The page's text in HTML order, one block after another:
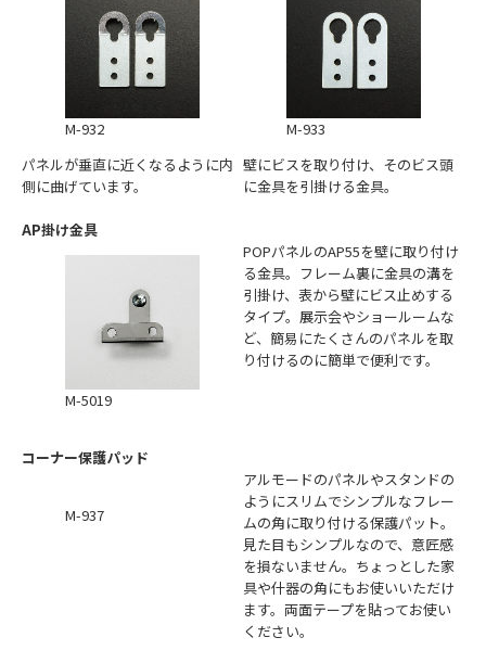
M-932
パネルが垂直に近くなるように内
側に曲げています。
M-933
壁にビスを取り付け、そのビス頭
に金具を引掛ける金具。
AP掛け金具
M-5019
POPパネルのAP55を壁に取り付け
る金具。フレーム裏に金具の溝を
引掛け、表から壁にビス止めする
タイプ。展示会やショールームな
ど、簡易にたくさんのパネルを取
り付けるのに簡単で便利です。
コーナー保護パッド
M-937
アルモードのパネルやスタンドの
ようにスリムでシンプルなフレー
ムの角に取り付ける保護パット。
見た目もシンプルなので、意匠感
を損ないません。ちょっとした家
具や什器の角にもお使いいただけ
ます。両面テープを貼ってお使い
ください。